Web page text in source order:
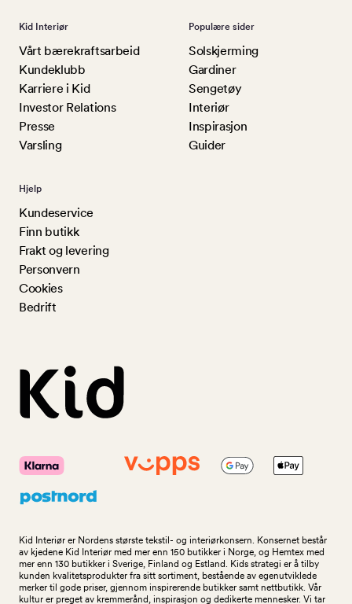
Kid Interiør
Vårt bærekraftsarbeid
Kundeklubb
Karriere i Kid
Investor Relations
Presse
Varsling
Populære sider
Solskjerming
Gardiner
Sengetøy
Interiør
Inspirasjon
Guider
Hjelp
Kundeservice
Finn butikk
Frakt og levering
Personvern
Cookies
Bedrift
Kid Interiør er Nordens største tekstil- og interiørkonsern. Konsernet består
av kjedene Kid Interiør med mer enn 150 butikker i Norge, og Hemtex med
mer enn 130 butikker i Sverige, Finland og Estland. Kids strategi er å tilby
kunden kvalitetsprodukter fra sitt sortiment, bestående av egenutviklede
merker til gode priser, gjennom inspirerende butikker samt nettbutikk. Vår
kultur er preget av kremmerånd, inspirasjon og dedikerte mennesker. Vi tar